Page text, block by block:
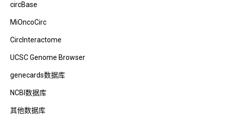
circBase
MiOncoCirc
CircInteractome
UCSC Genome Browser
genecards数据库
NCBI数据库
其他数据库